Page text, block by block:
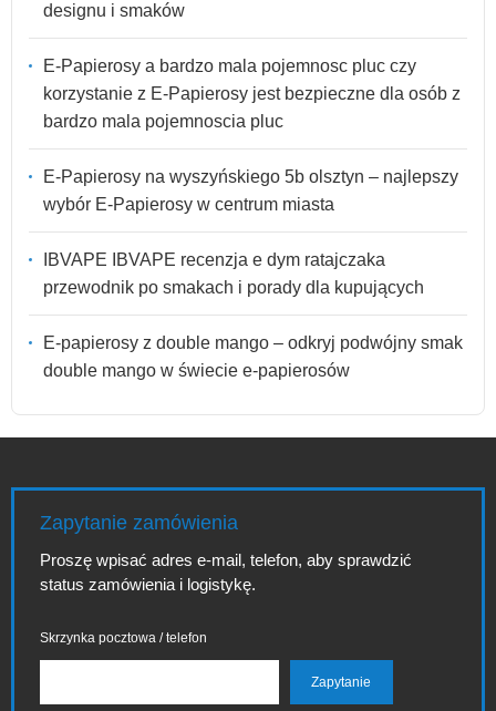
designu i smaków
E-Papierosy a bardzo mala pojemnosc pluc czy
korzystanie z E-Papierosy jest bezpieczne dla osób z
bardzo mala pojemnoscia pluc
E-Papierosy na wyszyńskiego 5b olsztyn – najlepszy
wybór E-Papierosy w centrum miasta
IBVAPE IBVAPE recenzja e dym ratajczaka
przewodnik po smakach i porady dla kupujących
E-papierosy z double mango – odkryj podwójny smak
double mango w świecie e-papierosów
Zapytanie zamówienia
Proszę wpisać adres e-mail, telefon, aby sprawdzić
status zamówienia i logistykę.
Skrzynka pocztowa / telefon